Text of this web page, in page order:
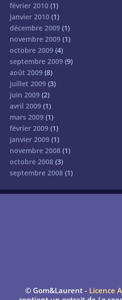
février 2010 (1)
janvier 2010 (1)
décembre 2009 (1)
novembre 2009 (1)
octobre 2009 (4)
septembre 2009 (9)
août 2009 (8)
juillet 2009 (3)
juin 2009 (2)
avril 2009 (1)
mars 2009 (1)
février 2009 (1)
janvier 2009 (1)
novembre 2008 (1)
octobre 2008 (3)
septembre 2008 (1)
© Gom&Laurent - Licence